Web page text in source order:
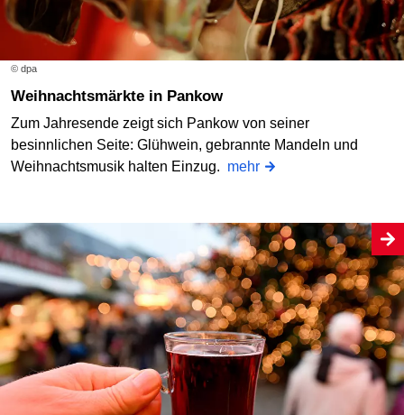
© dpa
Weihnachtsmärkte in Pankow
Zum Jahresende zeigt sich Pankow von seiner
besinnlichen Seite: Glühwein, gebrannte Mandeln und
Weihnachtsmusik halten Einzug. mehr